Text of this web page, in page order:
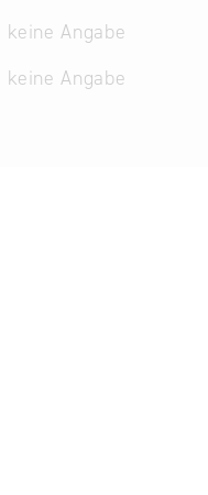
keine Angabe
keine Angabe